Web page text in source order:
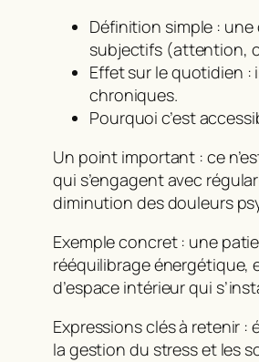
Définition simple :
subjectifs (attention,
Effet sur le quotidien :
chroniques.
Pourquoi c’est
Un point important : ce
qui s’engagent avec
diminution des douleurs
Exemple concret : une
rééquilibrage énergétique,
d’espace intérieurqui
Expressions clés à retenir :
la gestion du stress et les